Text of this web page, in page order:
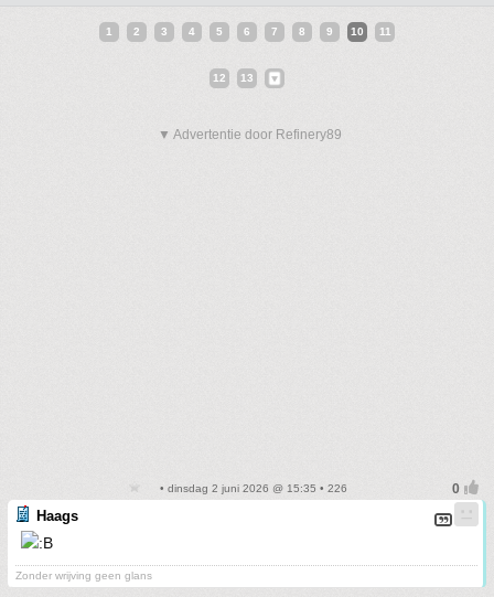
1 2 3 4 5 6 7 8 9 10 11
12 13
▼ Advertentie door Refinery89
• dinsdag 2 juni 2026 @ 15:35 • 226
Haags
Zonder wrijving geen glans